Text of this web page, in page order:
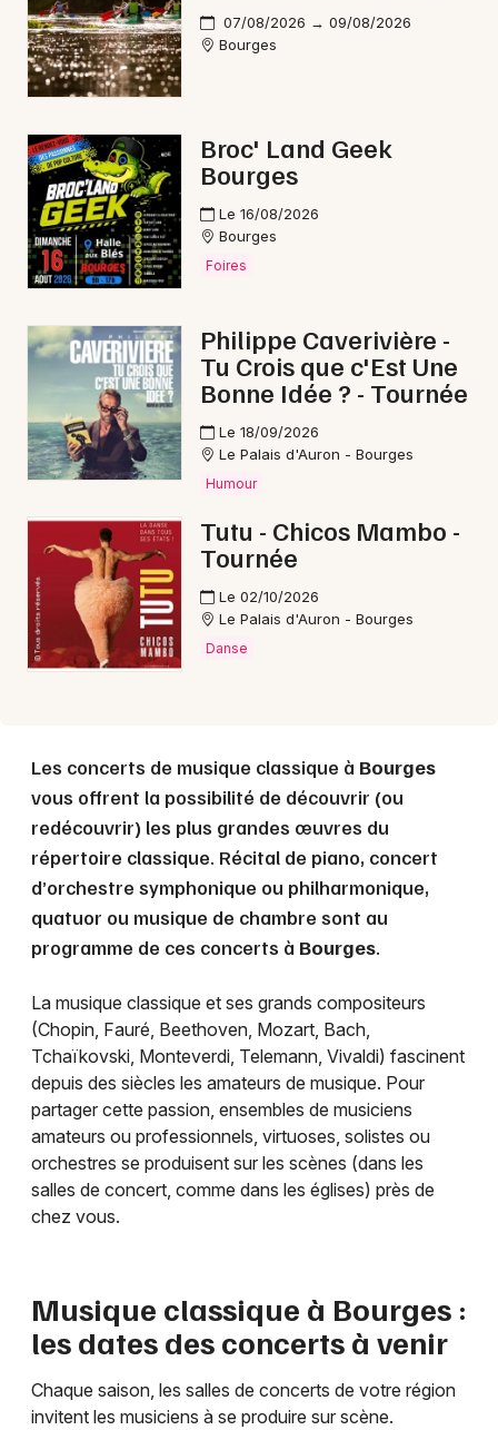
Newsletter des sorties
Artistes en tournée
Actus à Bourges
Magazine à Bourges
18 - Cher
Choisir mes départements
Mon email
07/08/2026 → 09/08/2026
Bourges
Broc' Land Geek
Bourges
Le 16/08/2026
Bourges
Foires
Philippe Caverivière -
Tu Crois que c'Est Une
Bonne Idée ? - Tournée
Le 18/09/2026
Le Palais d'Auron - Bourges
Humour
Tutu - Chicos Mambo -
Tournée
Le 02/10/2026
Le Palais d'Auron - Bourges
Danse
Les concerts de musique classique à Bourges
vous offrent la possibilité de découvrir (ou
redécouvrir) les plus grandes œuvres du
répertoire classique. Récital de piano, concert
d’orchestre symphonique ou philharmonique,
quatuor ou musique de chambre sont au
programme de ces concerts à Bourges.
La musique classique et ses grands compositeurs
(Chopin, Fauré, Beethoven, Mozart, Bach,
Tchaïkovski, Monteverdi, Telemann, Vivaldi) fascinent
depuis des siècles les amateurs de musique. Pour
partager cette passion, ensembles de musiciens
amateurs ou professionnels, virtuoses, solistes ou
orchestres se produisent sur les scènes (dans les
salles de concert, comme dans les églises) près de
chez vous.
Musique classique à Bourges :
les dates des concerts à venir
Chaque saison, les salles de concerts de votre région
invitent les musiciens à se produire sur scène.